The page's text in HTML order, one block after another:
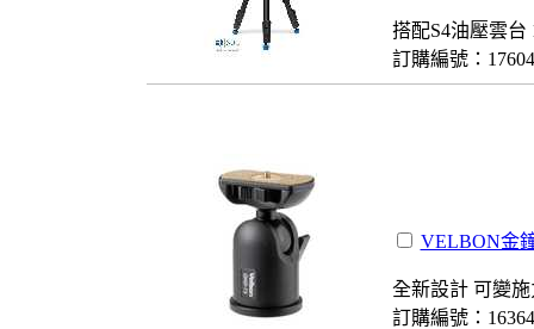
搭配S4油壓雲台
訂購編號：
VELBON金
全新設計 可變
訂購編號：